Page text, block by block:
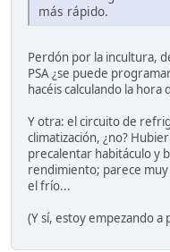
más rápido.
Perdón por la incultura,
PSA ¿se puede
hacéis calculando la hora
Y otra: el circuito de
climatización, ¿no?
precalentar habitáculo y
rendimiento; parece
el frío...
(Y sí, estoy empezando a